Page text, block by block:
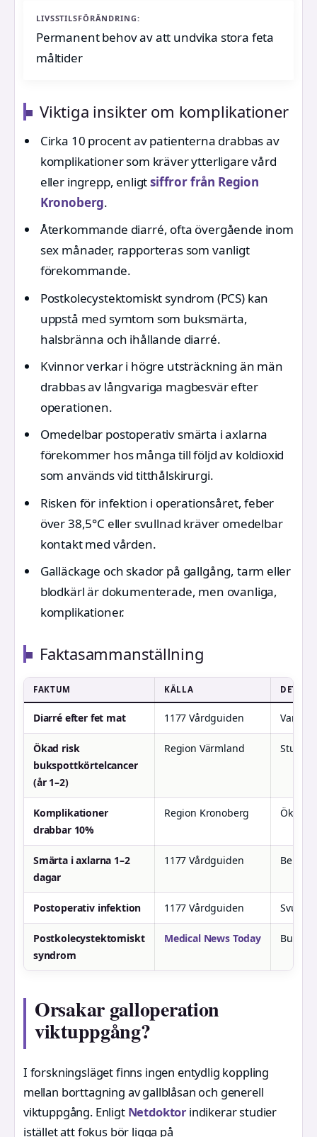
LIVSSTILSFÖRÄNDRING:
Permanent behov av att undvika stora feta
måltider
Viktiga insikter om komplikationer
Cirka 10 procent av patienterna drabbas av
komplikationer som kräver ytterligare vård
eller ingrepp, enligtsiffror från Region
Kronoberg.
Återkommande diarré, ofta övergående inom
sex månader, rapporteras som vanligt
förekommande.
Postkolecystektomiskt syndrom (PCS) kan
uppstå med symtom som buksmärta,
halsbränna och ihållande diarré.
Kvinnor verkar i högre utsträckning än män
drabbas av långvariga magbesvär efter
operationen.
Omedelbar postoperativ smärta i axlarna
förekommer hos många till följd av koldioxid
som används vid titthålskirurgi.
Risken för infektion i operationsåret, feber
över 38,5°C eller svullnad kräver omedelbar
kontakt med vården.
Galläckage och skador på gallgång, tarm eller
blodkärl är dokumenterade, men ovanliga,
komplikationer.
Faktasammanställning
FAKTUM KÄLLA DETALJ
Diarré efter fet mat 1177 Vårdguiden Vanligt
Ökad risk
bukspottkörtelcancer
(år 1–2)
Region Värmland Studie
Komplikationer
drabbar 10%
Region Kronoberg Ökad
Smärta i axlarna 1–2
dagar
1177 Vårdguiden Beror
Postoperativ infektion 1177 Vårdguiden
Postkolecystektomiskt
syndrom
Medical News Today
Orsakar galloperation
viktuppgång?
I forskningsläget finns ingen entydlig koppling
mellan borttagning av gallblåsan och generell
viktuppgång. Enligt Netdoktor indikerar studier
istället att fokus bör ligga på